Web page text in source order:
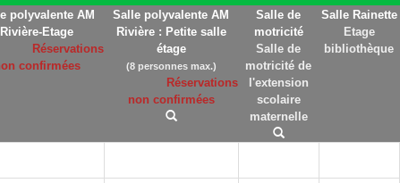
polyvalente AM
Rivière-Etage
Réservations
confirmées
Salle polyvalente AM
Rivière : Petite salle
étage
(8 personnes max.)
Réservations
non confirmées
Salle de
motricité
Salle de
motricité de
l'extension
scolaire
maternelle
Salle Rainette
Etage
bibliothèque